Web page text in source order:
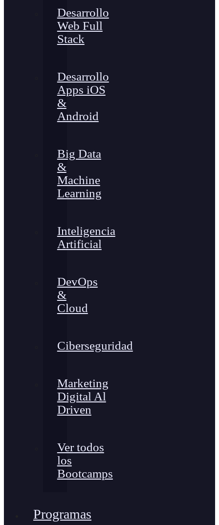
Desarrollo
Web Full
Stack
Desarrollo
Apps iOS
&
Android
Big Data
&
Machine
Learning
Inteligencia
Artificial
DevOps
&
Cloud
Ciberseguridad
Marketing
Digital Al
Driven
Ver todos
los
Bootcamps
Programas